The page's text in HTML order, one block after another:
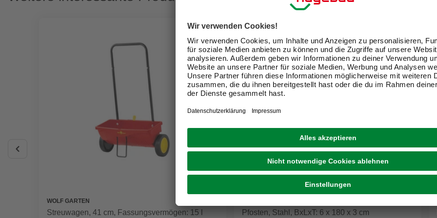
WOLF GARTEN
Streuwagen, 41 cm, Fassungsvermögen: 15 l Pfosten, Stahl, BxLxT: 6 x 180 x 3 cm